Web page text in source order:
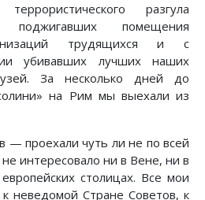
разгула
помещения
трудящихся и с
убивавших лучших наших
За несколько дней до
на Рим мы выехали из
— проехали чуть ли не по всей
интересовало ни в Вене, ни в
столицах. Все мои
неведомой Стране Советов, к